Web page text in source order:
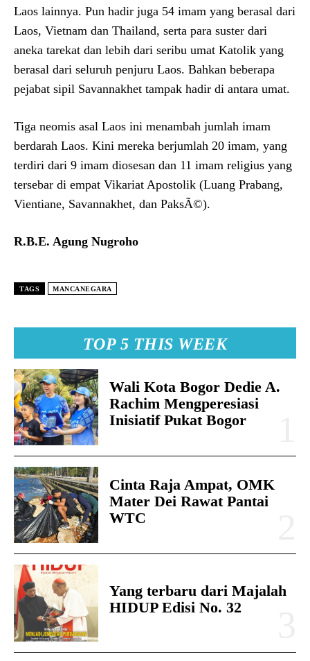
TOP 5 THIS WEEK
Wali Kota Bogor Dedie A.
Rachim Mengperesiasi
Inisiatif Pukat Bogor
Cinta Raja Ampat, OMK
Mater Dei Rawat Pantai
WTC
Yang terbaru dari Majalah
HIDUP Edisi No. 32
Laos lainnya. Pun hadir juga 54 imam yang berasal dari
Laos, Vietnam dan Thailand, serta para suster dari
aneka tarekat dan lebih dari seribu umat Katolik yang
berasal dari seluruh penjuru Laos. Bahkan beberapa
pejabat sipil Savannakhet tampak hadir di antara umat.
Tiga neomis asal Laos ini menambah jumlah imam
berdarah Laos. Kini mereka berjumlah 20 imam, yang
terdiri dari 9 imam diosesan dan 11 imam religius yang
tersebar di empat Vikariat Apostolik (Luang Prabang,
Vientiane, Savannakhet, dan PaksÃ©).
R.B.E. Agung Nugroho
TAGS MANCANEGARA